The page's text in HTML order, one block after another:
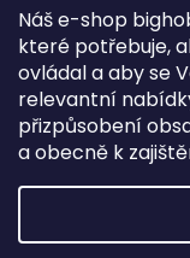
Náš e-shop
které potřebuje,
ovládal a aby se
relevantní
přizpůsobení
a obecně k
Copyright (c)